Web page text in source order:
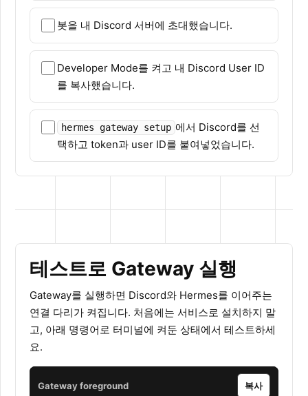
봇을 내 Discord 서버에 초대했습니다.
Developer Mode를 켜고 내 Discord User ID
를 복사했습니다.
hermes gateway setup 에서 Discord를 선
택하고 token과 user ID를 붙여넣었습니다.
테스트로 Gateway 실행
Gateway를 실행하면 Discord와 Hermes를 이어주는
연결 다리가 켜집니다. 처음에는 서비스로 설치하지 말
고, 아래 명령어로 터미널에 켜둔 상태에서 테스트하세
요.
Gateway foreground 복사